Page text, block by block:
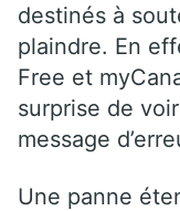
destinés à
plaindre. En
Free et
surprise de
message
Une panne